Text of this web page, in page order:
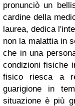
pronunciò un
cardine della
laurea, dedica
non la malattia in
che in una
condizioni fisiche
fisico riesca a
guarigione in
situazione è più